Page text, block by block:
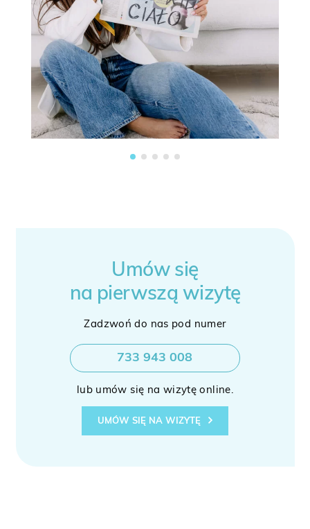
Umów się
na pierwszą wizytę
Zadzwoń do nas pod numer
733 943 008
lub umów się na wizytę online.
UMÓW SIĘ NA WIZYTĘ